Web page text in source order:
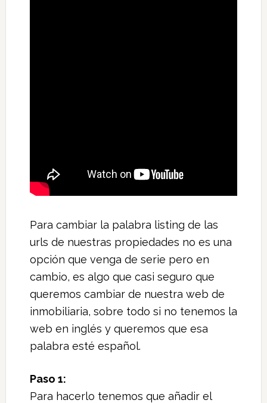
Para cambiar la palabra listing de las
urls de nuestras propiedades no es una
opción que venga de serie pero en
cambio, es algo que casi seguro que
queremos cambiar de nuestra web de
inmobiliaria, sobre todo si no tenemos la
web en inglés y queremos que esa
palabra esté español.
Paso 1:
Para hacerlo tenemos que añadir el